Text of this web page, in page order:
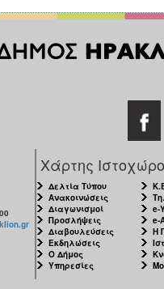
Χάρτης
Δελτία Τύπου
Ανακοινώσεις
Διαγωνισμοί
Προσλήψεις
Διαβουλεύσεις
Εκδηλώσεις
Ο Δήμος
Υπηρεσίες
e-
e-
Η